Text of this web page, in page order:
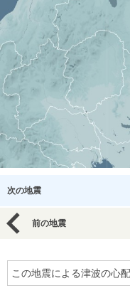
次の地震
前の地震
この地震による津波の心